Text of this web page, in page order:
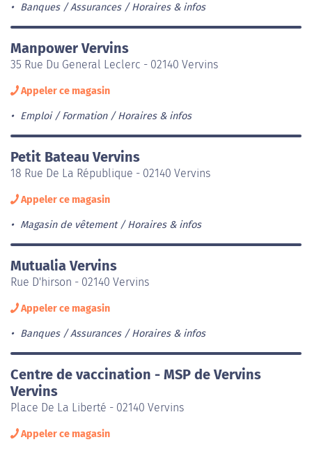
Banques / Assurances Horaires & infos
Manpower Vervins
35 Rue Du General Leclerc - 02140 Vervins
Appeler ce magasin
Emploi / Formation Horaires & infos
Petit Bateau Vervins
18 Rue De La République - 02140 Vervins
Appeler ce magasin
Magasin de vêtement Horaires & infos
Mutualia Vervins
Rue D'hirson - 02140 Vervins
Appeler ce magasin
Banques / Assurances Horaires & infos
Centre de vaccination - MSP de Vervins
Vervins
Place De La Liberté - 02140 Vervins
Appeler ce magasin